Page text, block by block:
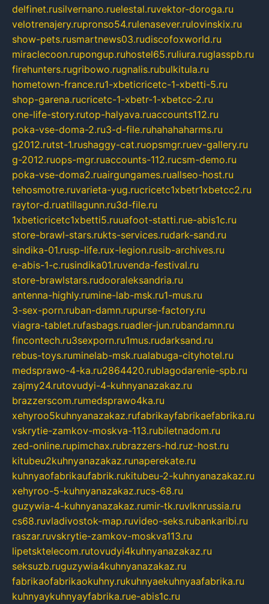
delfinet.rusilvernano.ruelestal.ruvektor-doroga.ru
velotrenajery.rupronso54.rulenasever.rulovinskix.ru
show-pets.rusmartnews03.rudiscofoxworld.ru
miraclecoon.rupongup.ruhostel65.ruliura.ruglasspb.ru
firehunters.rugribowo.rugnalis.rubulkitula.ru
hometown-france.ru1-xbeticricetc-1-xbetti-5.ru
shop-garena.rucricetc-1-xbetr-1-xbetcc-2.ru
one-life-story.rutop-halyava.ruaccounts112.ru
poka-vse-doma-2.ru3-d-file.ruhahahaharms.ru
g2012.rutst-1.rushaggy-cat.ruopsmgr.ruev-gallery.ru
g-2012.ruops-mgr.ruaccounts-112.rucsm-demo.ru
poka-vse-doma2.ruairgungames.ruallseo-host.ru
tehosmotre.ruvarieta-yug.rucricetc1xbetr1xbetcc2.ru
raytor-d.ruatillagunn.ru3d-file.ru
1xbeticricetc1xbetti5.ruuafoot-statti.rue-abis1c.ru
store-brawl-stars.rukts-services.rudark-sand.ru
sindika-01.rusp-life.rux-legion.rusib-archives.ru
e-abis-1-c.rusindika01.ruvenda-festival.ru
store-brawlstars.rudooraleksandria.ru
antenna-highly.rumine-lab-msk.ru1-mus.ru
3-sex-porn.ruban-damn.rupurse-factory.ru
viagra-tablet.rufasbags.ruadler-jun.rubandamn.ru
fincontech.ru3sexporn.ru1mus.rudarksand.ru
rebus-toys.ruminelab-msk.rualabuga-cityhotel.ru
medsprawo-4-ka.ru2864420.rublagodarenie-spb.ru
zajmy24.rutovudyi-4-kuhnyanazakaz.ru
brazzerscom.rumedsprawo4ka.ru
xehyroo5kuhnyanazakaz.rufabrikayfabrikaefabrika.ru
vskrytie-zamkov-moskva-113.rubiletnadom.ru
zed-online.rupimchax.rubrazzers-hd.ruz-host.ru
kitubeu2kuhnyanazakaz.runaperekate.ru
kuhnyaofabrikaufabrik.rukitubeu-2-kuhnyanazakaz.ru
xehyroo-5-kuhnyanazakaz.rucs-68.ru
guzywia-4-kuhnyanazakaz.rumir-tk.ruvlknrussia.ru
cs68.ruvladivostok-map.ruvideo-seks.rubankaribi.ru
raszar.ruvskrytie-zamkov-moskva113.ru
lipetsktelecom.rutovudyi4kuhnyanazakaz.ru
seksuzb.ruguzywia4kuhnyanazakaz.ru
fabrikaofabrikaokuhny.rukuhnyaekuhnyaafabrika.ru
kuhnyaykuhnyayfabrika.rue-abis1c.ru